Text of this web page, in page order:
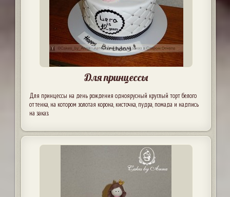
Для принцессы
Для принцессы на день рождения одноярусный круглый торт белого
оттенка, на котором золотая корона, кисточка, пудра, помада и надпись
на заказ.